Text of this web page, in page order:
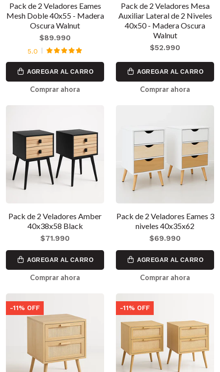
Pack de 2 Veladores Eames
Mesh Doble 40x55 - Madera
Oscura Walnut
$89.990
5.0
AGREGAR AL CARRO
Comprar ahora
Pack de 2 Veladores Mesa
Auxiliar Lateral de 2 Niveles
40x50 - Madera Oscura
Walnut
$52.990
AGREGAR AL CARRO
Comprar ahora
Pack de 2 Veladores Amber
40x38x58 Black
$71.990
AGREGAR AL CARRO
Comprar ahora
Pack de 2 Veladores Eames 3
niveles 40x35x62
$69.990
AGREGAR AL CARRO
Comprar ahora
-11% OFF -11% OFF